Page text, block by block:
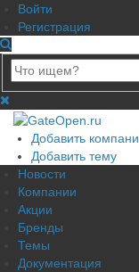
Войти
Регистрация
Добавить
Добавить тему
Новости
Компании
Акции
Бренды
Темы
Документация